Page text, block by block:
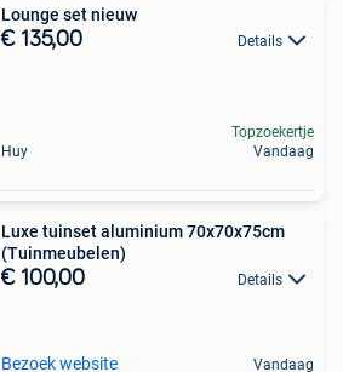
Lounge set nieuw
€ 135,00 Details
Huy
Topzoekertje
Vandaag
Luxe tuinset aluminium 70x70x75cm
(Tuinmeubelen)
€ 100,00 Details
Bezoek website Vandaag